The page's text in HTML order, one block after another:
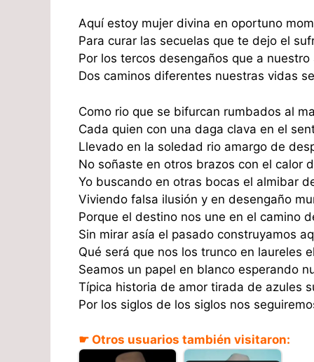
Aquí estoy mujer divina en oportuno
Para curar las secuelas que te dejo el
Por los tercos desengaños que a
Dos caminos diferentes nuestras vidas
Como rio que se bifurcan rumbados al
Cada quien con una daga clava en el
Llevado en la soledad rio amargo de
No soñaste en otros brazos con el calor
Yo buscando en otras bocas el almibar
Viviendo falsa ilusión y en desengaño
Porque el destino nos une en el camino
Sin mirar asía el pasado construyamos
Qué será que nos los trunco en laureles
Seamos un papel en blanco esperando
Típica historia de amor tirada de azules
Por los siglos de los siglos nos
☛ Otros usuarios también visitaron: